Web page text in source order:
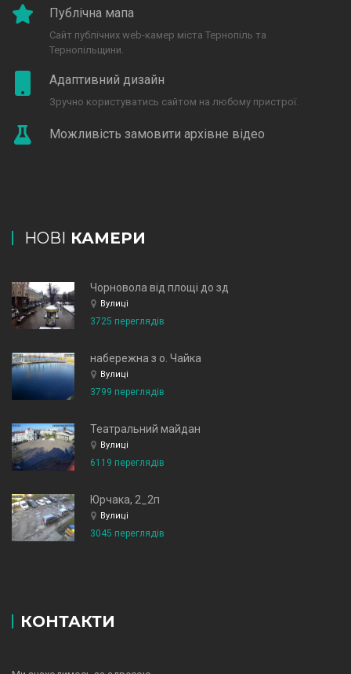
Публічна мапа
Сайт публічних web-камер міста Тернопіль та
Тернопільщини.
Адаптивний дизайн
Зручно користуватись сайтом на любому пристрої.
Можливість замовити архівне відео
НОВІ КАМЕРИ
Чорновола від площі до зд
Вулиці
3725 переглядів
набережна з о. Чайка
Вулиці
3799 переглядів
Театральний майдан
Вулиці
6119 переглядів
Юрчака, 2_2п
Вулиці
3045 переглядів
КОНТАКТИ